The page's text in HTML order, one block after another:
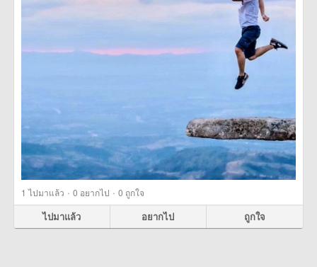
1 ไปมาแล้ว · 0 อยากไป · 0 ถูกใจ
ไปมาแล้ว อยากไป ถูกใจ